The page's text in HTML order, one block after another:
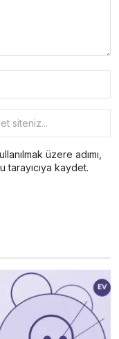
üzere adımı,
kaydet.